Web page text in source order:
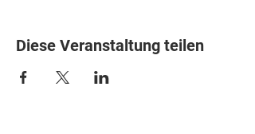
Diese Veranstaltung teilen